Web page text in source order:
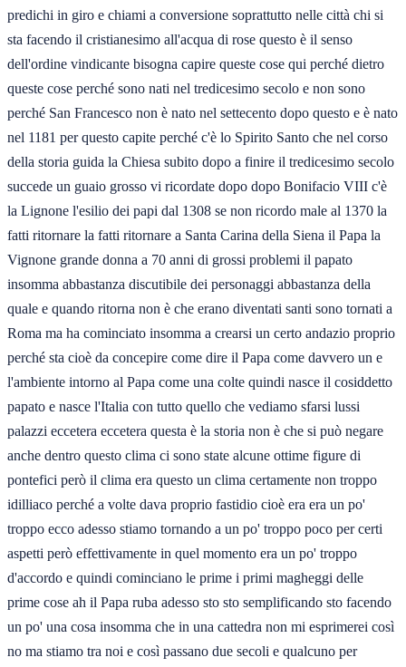
predichi in giro e chiami a conversione soprattutto nelle città chi si
sta facendo il cristianesimo all'acqua di rose questo è il senso
dell'ordine vindicante bisogna capire queste cose qui perché dietro
queste cose perché sono nati nel tredicesimo secolo e non sono
perché San Francesco non è nato nel settecento dopo questo e è nato
nel 1181 per questo capite perché c'è lo Spirito Santo che nel corso
della storia guida la Chiesa subito dopo a finire il tredicesimo secolo
succede un guaio grosso vi ricordate dopo dopo Bonifacio VIII c'è
la Lignone l'esilio dei papi dal 1308 se non ricordo male al 1370 la
fatti ritornare la fatti ritornare a Santa Carina della Siena il Papa la
Vignone grande donna a 70 anni di grossi problemi il papato
insomma abbastanza discutibile dei personaggi abbastanza della
quale e quando ritorna non è che erano diventati santi sono tornati a
Roma ma ha cominciato insomma a crearsi un certo andazio proprio
perché sta cioè da concepire come dire il Papa come davvero un e
l'ambiente intorno al Papa come una colte quindi nasce il cosiddetto
papato e nasce l'Italia con tutto quello che vediamo sfarsi lussi
palazzi eccetera eccetera questa è la storia non è che si può negare
anche dentro questo clima ci sono state alcune ottime figure di
pontefici però il clima era questo un clima certamente non troppo
idilliaco perché a volte dava proprio fastidio cioè era era un po'
troppo ecco adesso stiamo tornando a un po' troppo poco per certi
aspetti però effettivamente in quel momento era un po' troppo
d'accordo e quindi cominciano le prime i primi magheggi delle
prime cose ah il Papa ruba adesso sto sto semplificando sto facendo
un po' una cosa insomma che in una cattedra non mi esprimerei così
no ma stiamo tra noi e così passano due secoli e qualcuno per